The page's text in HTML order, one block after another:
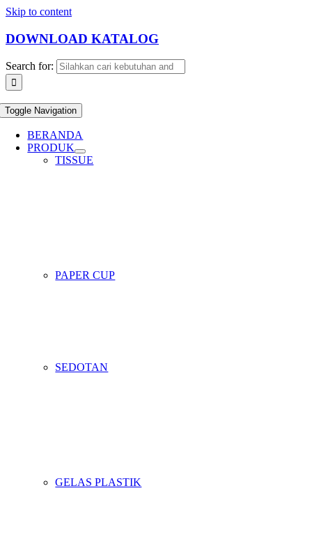
Skip to content
DOWNLOAD KATALOG
Search for:
Toggle Navigation
BERANDA
PRODUK
TISSUE
PAPER CUP
SEDOTAN
GELAS PLASTIK